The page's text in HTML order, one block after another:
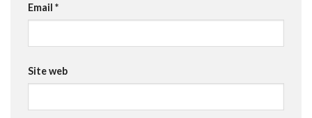
Email *
Site web